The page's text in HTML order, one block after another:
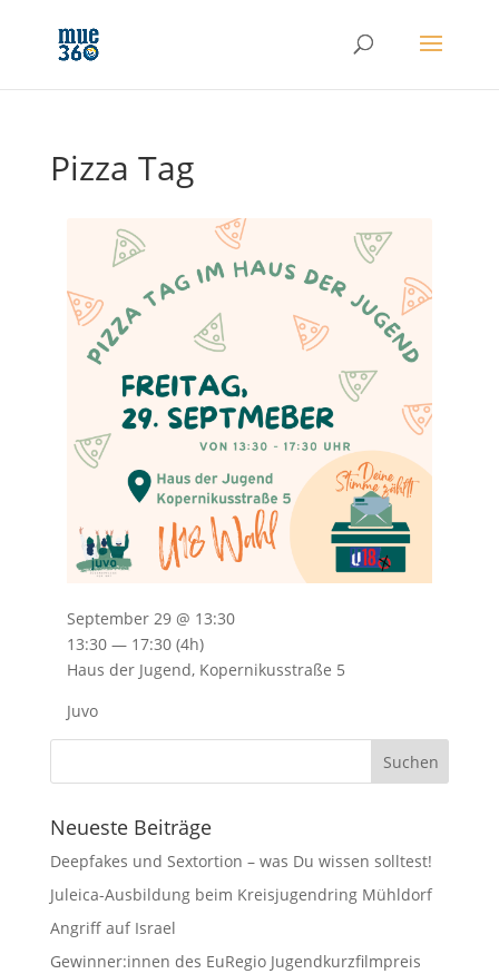
Pizza Tag
September 29 @ 13:30
13:30 — 17:30 (4h)
Haus der Jugend, Kopernikusstraße 5
Juvo
Neueste Beiträge
Deepfakes und Sextortion – was Du wissen solltest!
Juleica-Ausbildung beim Kreisjugendring Mühldorf
Angriff auf Israel
Gewinner:innen des EuRegio Jugendkurzfilmpreis